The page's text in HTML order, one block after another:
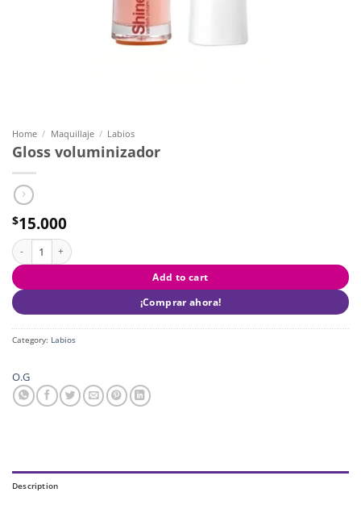
Home / Maquillaje / Labios
Gloss voluminizador
$15.000
Gloss voluminizador quantity
Add to cart
¡Comprar ahora!
Category: Labios
O.G
Description